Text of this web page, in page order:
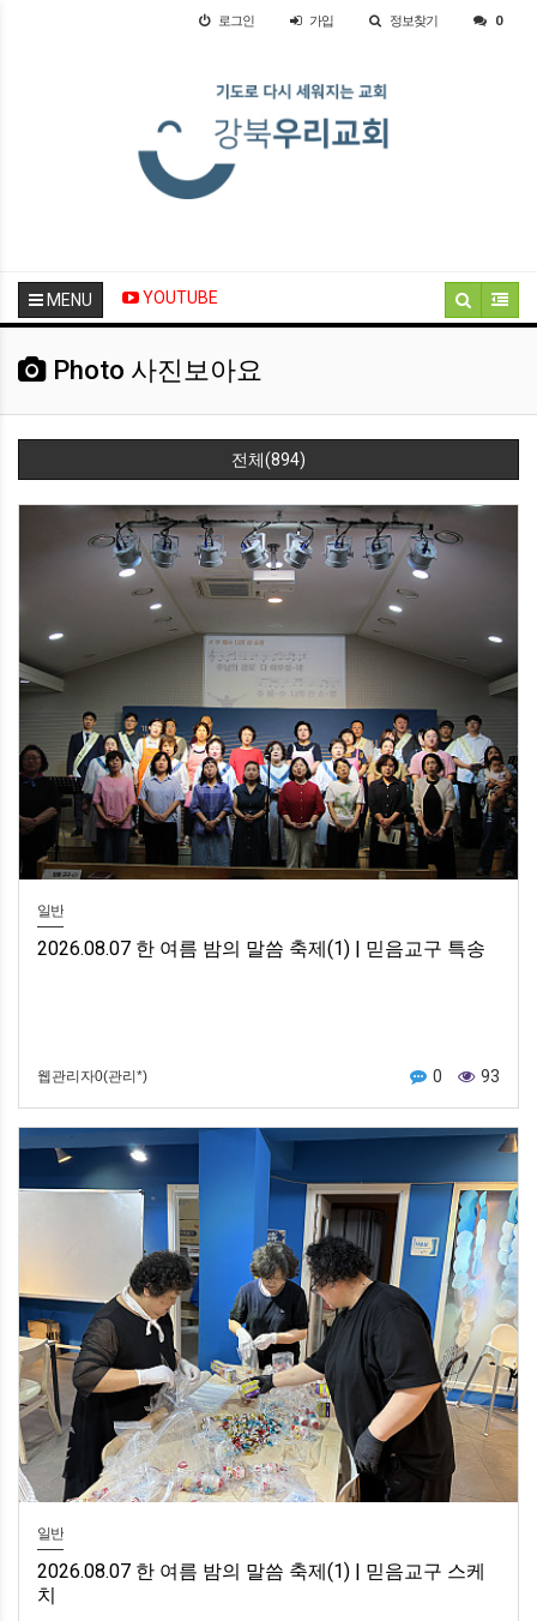
로그인 가입 정보찾기 0
MENU YOUTUBE
Photo 사진보아요
전체(894)
일반
2026.08.07 한 여름 밤의 말씀 축제(1) | 믿음교구 특송
웹관리자0(관리*) 0 93
일반
2026.08.07 한 여름 밤의 말씀 축제(1) | 믿음교구 스케
치